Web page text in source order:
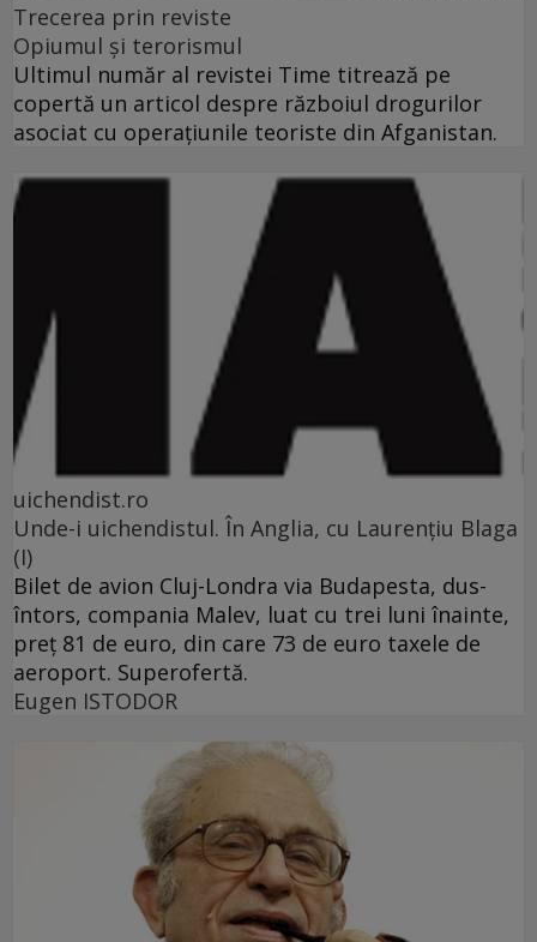
Trecerea prin reviste
Opiumul şi terorismul
Ultimul număr al revistei Time titrează pe
copertă un articol despre războiul drogurilor
asociat cu operaţiunile teoriste din Afganistan.
uichendist.ro
Unde-i uichendistul. În Anglia, cu Laurenţiu Blaga
(I)
Bilet de avion Cluj-Londra via Budapesta, dus-
întors, compania Malev, luat cu trei luni înainte,
preţ 81 de euro, din care 73 de euro taxele de
aeroport. Superofertă.
Eugen ISTODOR